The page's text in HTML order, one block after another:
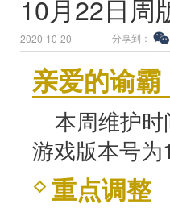
10月22日周
2020-10-20 分享到：
亲爱的谕霸
本周维护
游戏版本号为
重点调整